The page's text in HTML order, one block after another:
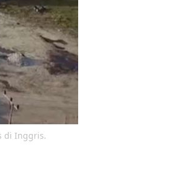
di Inggris.